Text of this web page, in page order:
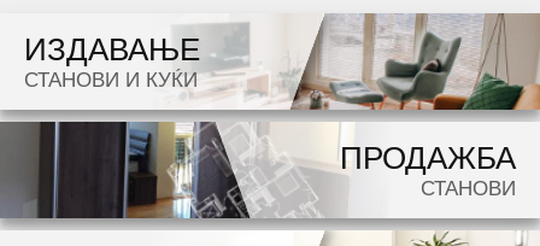
Dokolku barate stan, kuka, deloven prostor ova e vistinskoto mesto da ja zapocnete vasata
ИЗДАВАЊЕ
СТАНОВИ И КУЌИ
ПРОДАЖБА
СТАНОВИ